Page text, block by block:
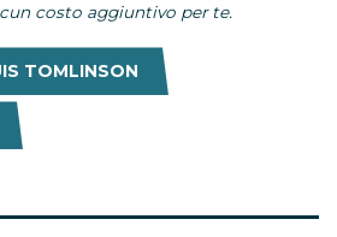
costo aggiuntivo per te.
TOMLINSON